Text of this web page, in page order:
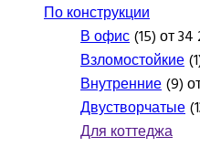
По конструкции
В офис(15) от 34
Взломостойкие
Внутренние(9)
Двустворчатые
Для коттеджа